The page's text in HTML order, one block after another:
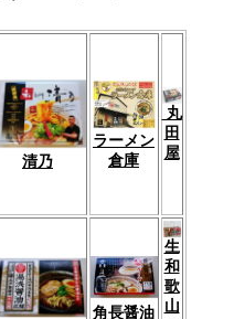
清乃
ラーメン
倉庫
丸
田
屋
角長醤油
生
和
歌
山